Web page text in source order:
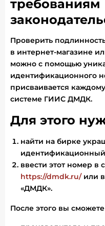
требованиям
Проверить
в интернет-магазине
можно с помощью
идентификационного
присваивается
системе ГИИС ДМДК.
Для этого
найти на бирке
ввести этот номер в
https://dmdk.ru/или
«ДМДК».
После этого вы